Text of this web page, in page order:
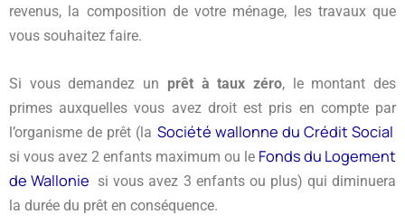
revenus, la composition de votre ménage, les travaux que
vous souhaitez faire.
Si vous demandez un prêt à taux zéro, le montant des
primes auxquelles vous avez droit est pris en compte par
l’organisme de prêt (la Société wallonne du Crédit Social
si vous avez 2 enfants maximum ou le Fonds du Logement
de Wallonie si vous avez 3 enfants ou plus) qui diminuera
la durée du prêt en conséquence.